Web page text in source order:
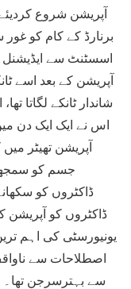
آپریشن شروع
برنارڈ کے کام کو غور
اسسٹنٹ سے ایڈیشنل
آپریشن کے بعد اسے
شاندار ٹانکے لگاتا
اس نے ایک ایک دن
آپریشن تھیٹر
جسم کو
ڈاکٹروں کو
ڈاکٹروں کو آپریشن
یونیورسٹی کی اہم
اصطلاحات سے